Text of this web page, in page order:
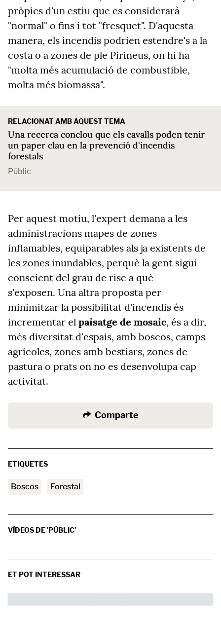
pròpies d'un estiu que es considerarà
"normal" o fins i tot "fresquet". D'aquesta
manera, els incendis podrien estendre's a la
costa o a zones de ple Pirineus, on hi ha
"molta més acumulació de combustible,
molta més biomassa".
RELACIONAT AMB AQUEST TEMA
Una recerca conclou que els cavalls poden tenir
un paper clau en la prevenció d'incendis
forestals
Públic
Per aquest motiu, l'expert demana a les
administracions mapes de zones
inflamables, equiparables als ja existents de
les zones inundables, perquè la gent sigui
conscient del grau de risc a què
s'exposen. Una altra proposta per
minimitzar la possibilitat d'incendis és
incrementar el paisatge de mosaic, és a dir,
més diversitat d'espais, amb boscos, camps
agrícoles, zones amb bestiars, zones de
pastura o prats on no es desenvolupa cap
activitat.
Comparte
ETIQUETES
boscos forestal
VÍDEOS DE 'PÚBLIC'
ET POT INTERESSAR